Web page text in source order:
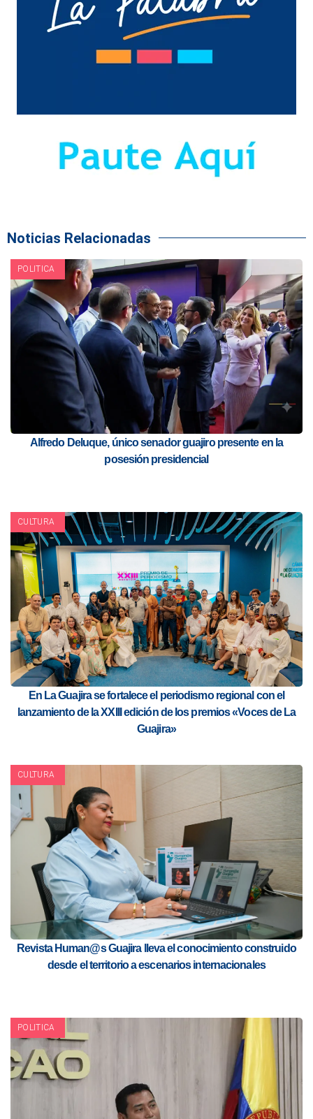
Noticias Relacionadas
POLITICA
Alfredo Deluque, único senador guajiro presente en la
posesión presidencial
CULTURA
En La Guajira se fortalece el periodismo regional con el
lanzamiento de la XXIII edición de los premios «Voces de La
Guajira»
CULTURA
Revista Human@s Guajira lleva el conocimiento construido
desde el territorio a escenarios internacionales
POLITICA